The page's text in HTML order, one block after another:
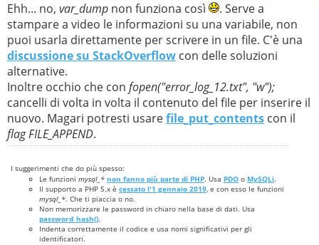
Ehh... no, var_dump non funziona così
. Serve a
stampare a video le informazioni su una variabile, non
puoi usarla direttamente per scrivere in un file. C'è una
discussione su StackOverflow con delle soluzioni
alternative.
Inoltre occhio che con fopen("error_log_12.txt", "w");
cancelli di volta in volta il contenuto del file per inserire il
nuovo. Magari potresti usarefile_put_contents con il
flag FILE_APPEND.
I suggerimenti che do più spesso:
Le funzioni mysql_* non fanno più parte di PHP. Usa PDO o MySQLi.
Il supporto a PHP 5.x è cessato l'1 gennaio 2019, e con esso le funzioni
mysql_*. Che ti piaccia o no.
Non memorizzare le password in chiaro nella base di dati. Usa
password_hash().
Indenta correttamente il codice e usa nomi significativi per gli
identificatori.